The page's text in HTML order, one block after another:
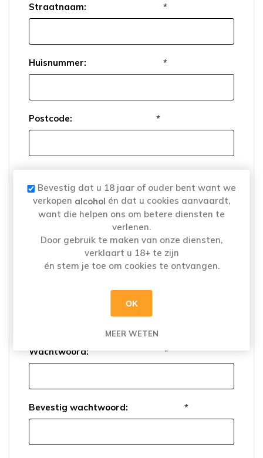
Straatnaam: *
Huisnummer: *
Postcode: *
*
Wachtwoord: *
Bevestig wachtwoord: *
Bevestig dat u 18 jaar of ouder bent want we
verkopen alcohol én dat u cookies aanvaardt,
want die helpen ons om betere diensten te
verlenen.
Door gebruik te maken van onze diensten,
verklaart u 18+ te zijn
én stem je toe om cookies te ontvangen.
OK
MEER WETEN